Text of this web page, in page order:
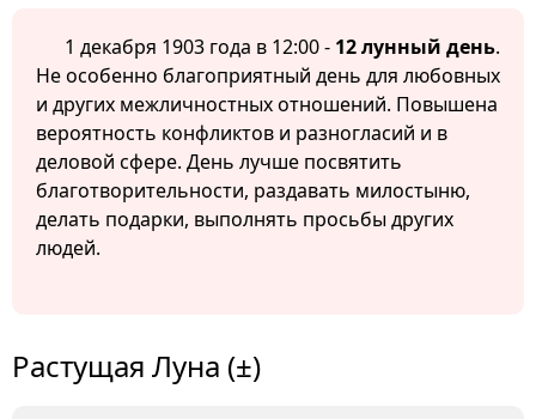
1 декабря 1903 года в 12:00 - 12 лунный день.
Не особенно благоприятный день для любовных
и других межличностных отношений. Повышена
вероятность конфликтов и разногласий и в
деловой сфере. День лучше посвятить
благотворительности, раздавать милостыню,
делать подарки, выполнять просьбы других
людей.
Растущая Луна (±)